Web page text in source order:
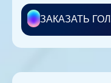
ЗАКАЗАТЬ